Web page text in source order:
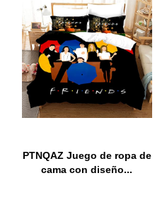
PTNQAZ Juego de ropa de
cama con diseño...